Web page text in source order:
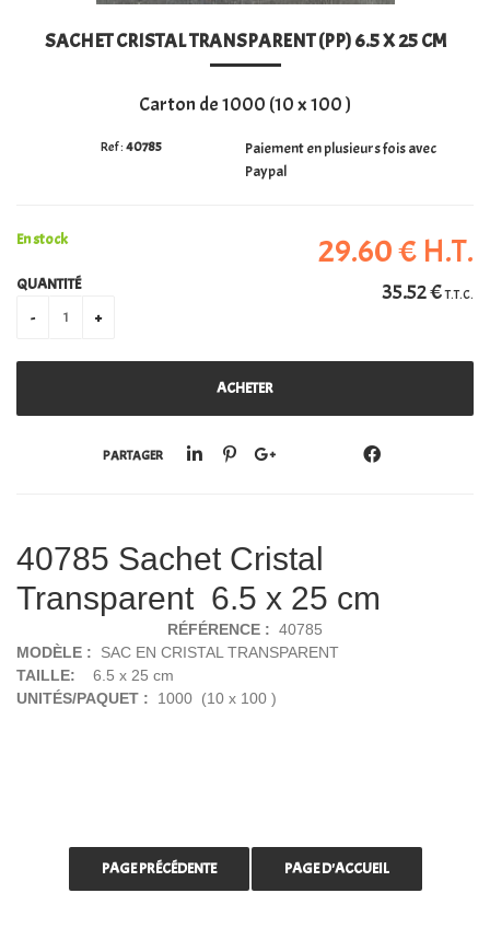
PERSONALISATION
SACHET CRISTAL TRANSPARENT (PP) 6.5 X 25 CM
Carton de 1000 (10 x 100 )
Paiement en plusieurs fois avec
Paypal
40785
29.60€ H.T.
35.52€T.T.C.
En stock
QUANTITÉ
PARTAGER
40785 Sachet Cristal
Transparent 6.5 x 25 cm
RÉFÉRENCE : 40785
MODÈLE :
SAC EN CRISTAL TRANSPARENT
TAILLE:
6.5 x 25 cm
UNITÉS/PAQUET : 1000 (10 x 100 )